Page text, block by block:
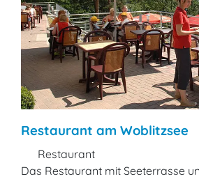
Restaurant am Woblitzsee
Restaurant
Das Restaurant mit Seeterrasse